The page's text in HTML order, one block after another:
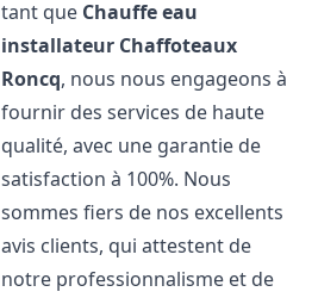
tant que Chauffe eau
installateur Chaffoteaux
Roncq, nous nous engageons à
fournir des services de haute
qualité, avec une garantie de
satisfaction à 100%. Nous
sommes fiers de nos excellents
avis clients, qui attestent de
notre professionnalisme et de